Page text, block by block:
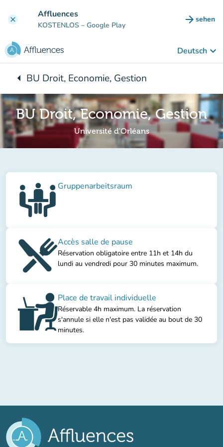
clear Affluences
KOSTENLOS – Google Play arrow_forward sehen
(new
Deutsch keyboard_arrow_down
arrow_leftZurück zu:
BU Droit, Economie, Gestion
BU Droit, Economie, Gestion
Université d'Orléans
Gruppenarbeitsraum
Accès salle de pause
Réservation obligatoire entre 11h et 14h du
lundi au vendredi pour 30 minutes maximum.
Place de travail individuelle
Réservable 4h maximum. La réservation
s'annule si elle n'est pas validée au bout de 30
minutes.